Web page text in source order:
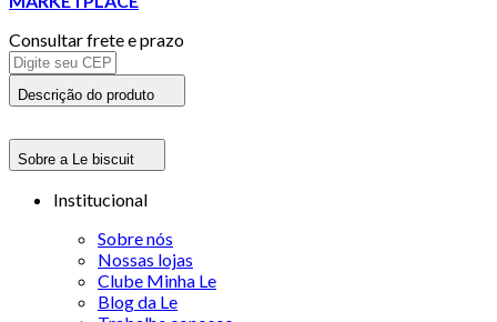
Consultar frete e prazo
Descrição do produto
Sobre a Le biscuit
Institucional
Sobre nós
Nossas lojas
Clube Minha Le
Blog da Le